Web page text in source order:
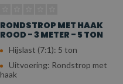
RONDSTROP MET HAAK
ROOD - 3 METER - 5 TON
Hijslast (7:1): 5 ton
Uitvoering: Rondstrop met
haak